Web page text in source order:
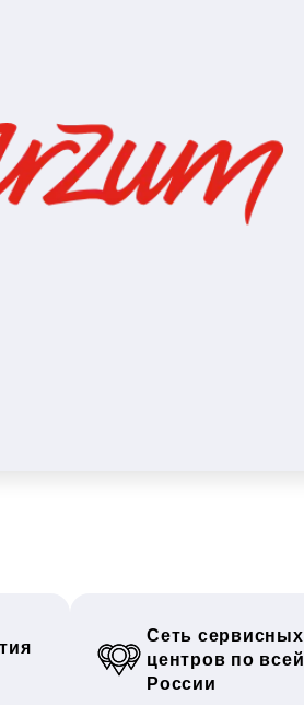
Сеть сервисных
центров по всей
России